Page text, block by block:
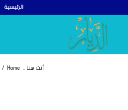
الرئيسية
أنت هنا .. Home
/